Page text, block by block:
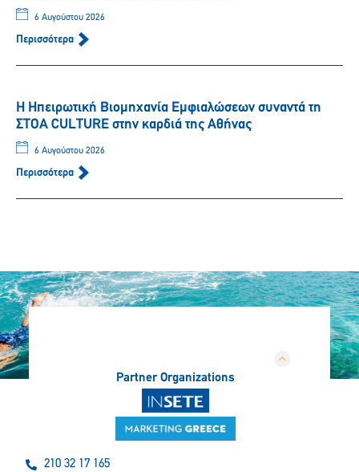
6 Αυγούστου 2026
Περισσότερα
Η Ηπειρωτική Βιομηχανία Εμφιαλώσεων συναντά τη
ΣΤΟΑ CULTURE στην καρδιά της Αθήνας
6 Αυγούστου 2026
Περισσότερα
Partner Organizations
210 32 17 165